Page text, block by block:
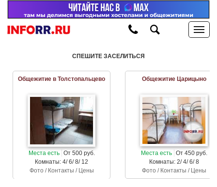
СПЕШИТЕ ЗАСЕЛИТЬСЯ
Общежитие в Толстопальцево
Места есть От 500 руб.
Комнаты: 4/ 6/ 8/ 12
Фото / Контакты / Цены
Общежитие Царицыно
Места есть От 450 руб.
Комнаты: 2/ 4/ 6/ 8
Фото / Контакты / Цены